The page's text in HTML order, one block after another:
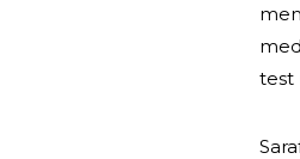
test